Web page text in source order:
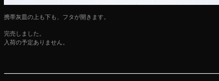
携帯灰皿の上も下も、フタが開きます。
完売しました。
入荷の予定ありません。